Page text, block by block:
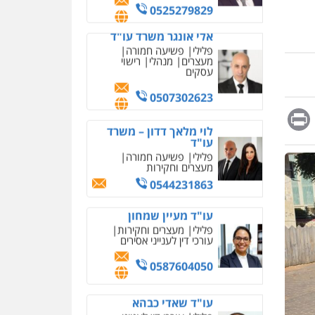
Message
Print
0525279829
אלי אונגר משרד עו"ד
פלילי פשיעה חמורה
מעצרים מנהלי רישוי
עסקים
0507302623
לוי מלאך דדון – משרד
עו"ד
פלילי פשיעה חמורה
מעצרים וחקירות
0544231863
עו"ד מעיין שמחון
פלילי מעצרים וחקירות
עורכי דין לענייני אסירים
0587604050
עו"ד שאדי כבהא
מחיקת כתבות מגוגל
ודחיקת אזכורים שליליים
שירותים מקצועיים לעורכי
דין
0522508109
אחסון אתרים
מהירות הגנה גיבוי
לעורכי דין
מרכז התחלה חדשה
אסירים עבירות מין
0544500346
מאיה בלום, עו"ס,
טיפול ושיקום
דין